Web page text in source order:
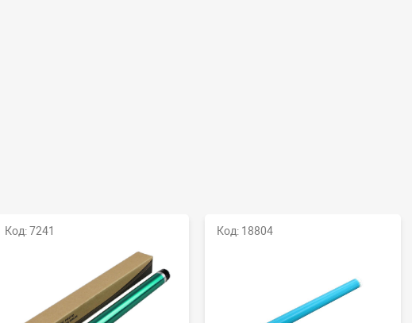
Код: 7241 Код: 18804